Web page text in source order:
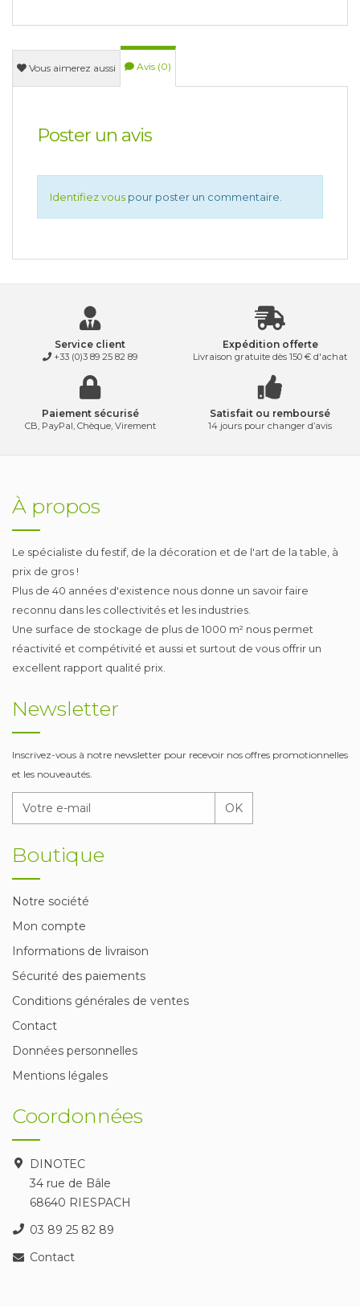
Vous aimerez aussi Avis (0)
Poster un avis
Identifiez vous pour poster un commentaire.
Service client
+33 (0)3 89 25 82 89
Expédition offerte
Livraison gratuite dès 150 € d'achat
Paiement sécurisé
CB, PayPal, Chèque, Virement
Satisfait ou remboursé
14 jours pour changer d’avis
À propos
Le spécialiste du festif, de la décoration et de l'art de la table, à
prix de gros !
Plus de 40 années d'existence nous donne un savoir faire
reconnu dans les collectivités et les industries.
Une surface de stockage de plus de 1000 m² nous permet
réactivité et compétivité et aussi et surtout de vous offrir un
excellent rapport qualité prix.
Newsletter
Inscrivez-vous à notre newsletter pour recevoir nos offres promotionnelles
et les nouveautés.
OK
Boutique
Notre société
Mon compte
Informations de livraison
Sécurité des paiements
Conditions générales de ventes
Contact
Données personnelles
Mentions légales
Coordonnées
DINOTEC
34 rue de Bâle
68640 RIESPACH
03 89 25 82 89
Contact